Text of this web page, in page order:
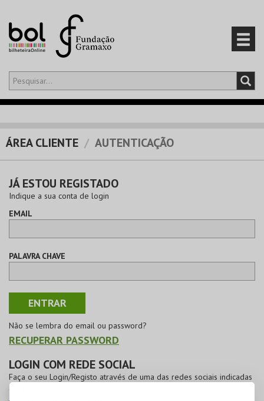
Olá,iniciar sessão
EVENTOS
CARTÕES
PRODUTOS
ÁREA CLIENTE AUTENTICAÇÃO
JÁ ESTOU REGISTADO
Indique a sua conta de login
EMAIL
PALAVRA CHAVE
Não se lembra do email ou password?
RECUPERAR PASSWORD
LOGIN COM REDE SOCIAL
Faça o seu Login/Registo através de uma das redes sociais indicadas
em baixo